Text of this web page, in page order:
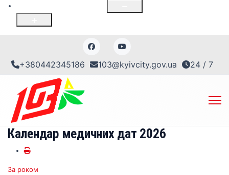
+380442345186 103@kyivcity.gov.ua 24 / 7
Календар медичних дат 2026
За роком